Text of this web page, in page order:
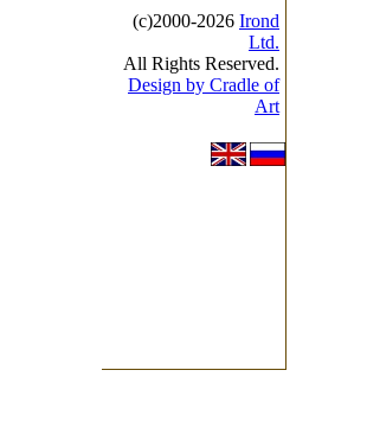
(с)2000-2026 Irond
Ltd.
All Rights Reserved.
Design by Cradle of
Art